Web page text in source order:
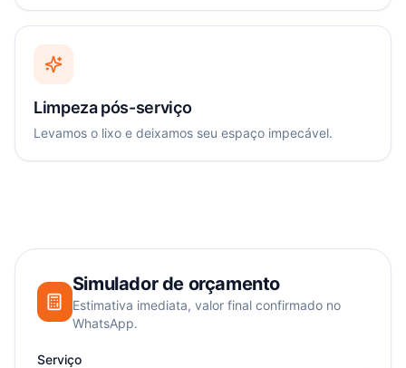
Limpeza pós-serviço
Levamos o lixo e deixamos seu espaço impecável.
Simulador de orçamento
Estimativa imediata, valor final confirmado no
WhatsApp.
Serviço